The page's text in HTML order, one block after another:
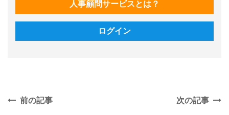
人事顧問サービスとは？
ログイン
前の記事 次の記事